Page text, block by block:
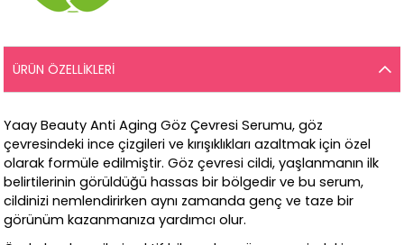
ÜRÜN ÖZELLIKLERI
Yaay Beauty Anti Aging Göz Çevresi Serumu, göz
çevresindeki ince çizgileri ve kırışıklıkları azaltmak için özel
olarak formüle edilmiştir. Göz çevresi cildi, yaşlanmanın ilk
belirtilerinin görüldüğü hassas bir bölgedir ve bu serum,
cildinizi nemlendirirken aynı zamanda genç ve taze bir
görünüm kazanmanıza yardımcı olur.